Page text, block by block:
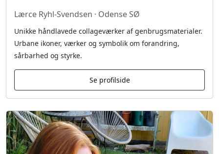
Lærce Ryhl-Svendsen · Odense SØ
Unikke håndlavede collageværker af genbrugsmaterialer.
Urbane ikoner, værker og symbolik om forandring,
sårbarhed og styrke.
Se profilside